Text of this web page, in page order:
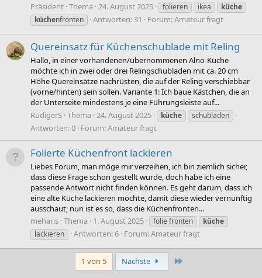
Präsident Thema 24. August 2025 folieren ikea
küche
küchenfronten Antworten: 31 Forum:Amateur fragt
Quereinsatz für Küchenschublade mit Reling
Hallo, in einer vorhandenen/übernommenen Alno-Küche
möchte ich in zwei oder drei Relingschubladen mit ca. 20 cm
Höhe Quereinsätze nachrüsten, die auf der Reling verschiebbar
(vorne/hinten) sein sollen. Variante 1: Ich baue Kästchen, die an
der Unterseite mindestens je eine Führungsleiste auf...
RüdigerS Thema 24. August 2025 küche schubladen
Antworten: 0 Forum:Amateur fragt
Folierte Küchenfront lackieren
Liebes Forum, man möge mir verzeihen, ich bin ziemlich sicher,
dass diese Frage schon gestellt wurde, doch habe ich eine
passende Antwort nicht finden können. Es geht darum, dass ich
eine alte Küche lackieren möchte, damit diese wieder vernünftig
ausschaut; nun ist es so, dass die Küchenfronten...
meharis Thema 1. August 2025 folie fronten
küche
lackieren
Antworten: 6 Forum:Amateur fragt
1 von 5 Nächste